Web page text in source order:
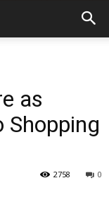
as
Shopping
0
2758